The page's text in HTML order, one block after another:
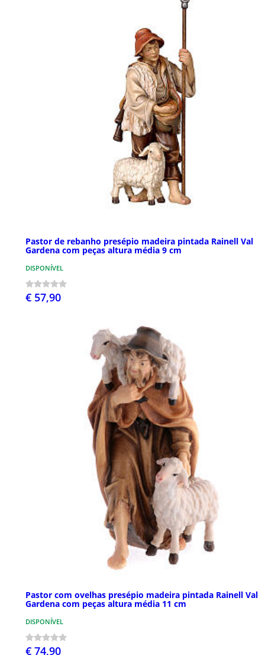
Pastor de rebanho presépio madeira pintada Rainell Val
Gardena com peças altura média 9 cm
DISPONÍVEL
€ 57,90
Pastor com ovelhas presépio madeira pintada Rainell Val
Gardena com peças altura média 11 cm
DISPONÍVEL
€ 74,90